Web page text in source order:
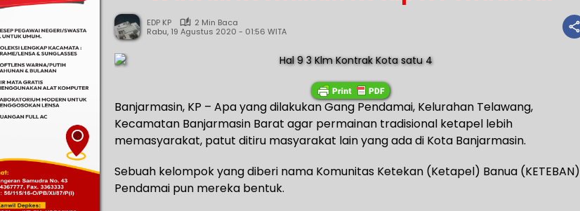
EDP KP
2 Min Baca
Rabu, 19 Agustus 2020 - 01:56 WITA
Banjarmasin, KP – Apa yang dilakukan Gang Pendamai, Kelurahan Telawang,
Kecamatan Banjarmasin Barat agar permainan tradisional ketapel lebih
memasyarakat, patut ditiru masyarakat lain yang ada di Kota Banjarmasin.
Sebuah kelompok yang diberi nama Komunitas Ketekan (Ketapel) Banua (KETEBAN)
Pendamai pun mereka bentuk.